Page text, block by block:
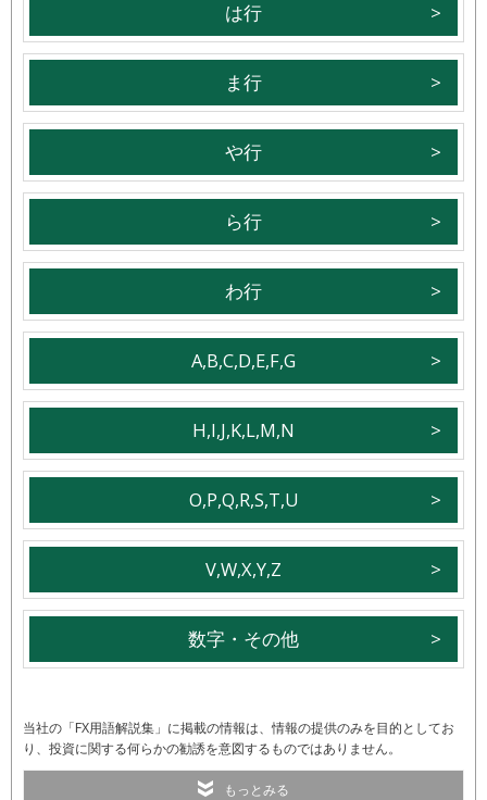
は行
ま行
や行
ら行
わ行
A,B,C,D,E,F,G
H,I,J,K,L,M,N
O,P,Q,R,S,T,U
V,W,X,Y,Z
数字・その他
当社の「FX用語解説集」に掲載の情報は、情報の提供のみを目的としてお
り、投資に関する何らかの勧誘を意図するものではありません。
もっとみる